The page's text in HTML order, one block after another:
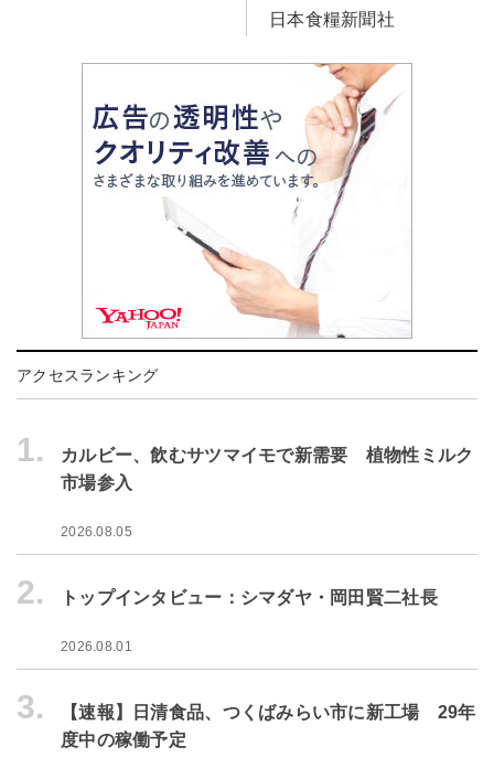
日本食糧新聞社
アクセスランキング
1.
カルビー、飲むサツマイモで新需要 植物性ミルク
市場参入
2026.08.05
2. トップインタビュー：シマダヤ・岡田賢二社長
2026.08.01
3.
【速報】日清食品、つくばみらい市に新工場 29年
度中の稼働予定